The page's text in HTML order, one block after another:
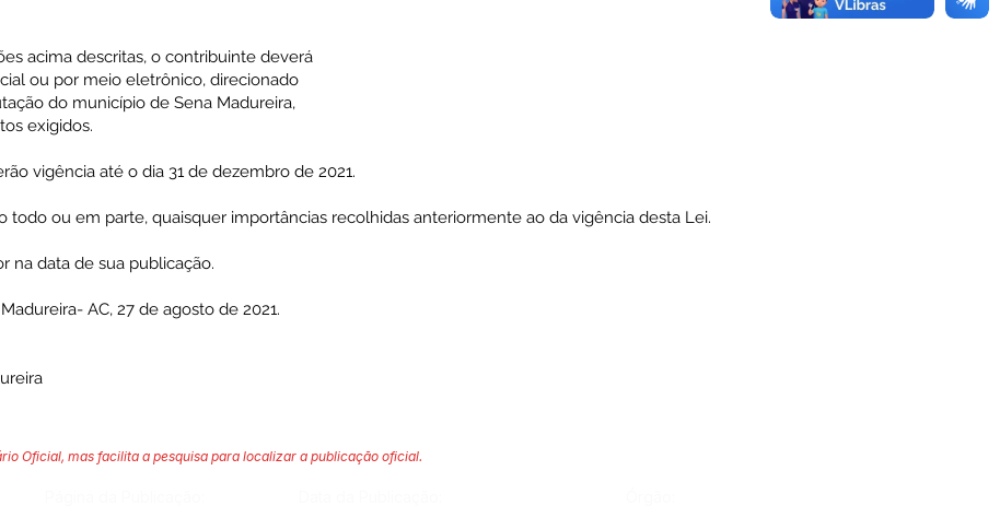
acima descritas, o contribuinte deverá
ou por meio eletrônico, direcionado
do município de Sena Madureira,
exigidos.
vigência até o dia 31 de dezembro de 2021.
todo ou em parte, quaisquer importâncias recolhidas anteriormente ao da vigência desta Lei.
na data de sua publicação.
AC, 27 de agosto de 2021.
Oficial, mas facilita a pesquisa para localizar a publicação oficial.